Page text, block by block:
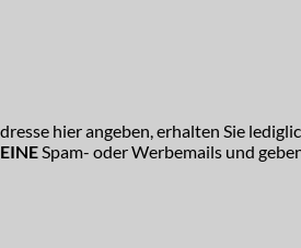
hier angeben, erhalten Sie
Spam- oder Werbemails und